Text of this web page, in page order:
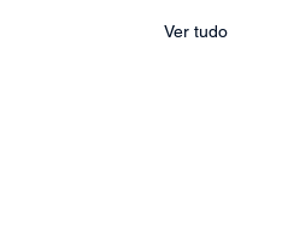
Ver tudo